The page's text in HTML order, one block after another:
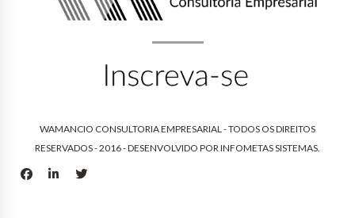
WAMANCIO CONSULTORIA EMPRESARIAL - TODOS OS DIREITOS
RESERVADOS - 2016 - DESENVOLVIDO PORINFOMETAS SISTEMAS.